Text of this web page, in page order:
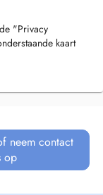
"Privacy
kaart
neem contact
op